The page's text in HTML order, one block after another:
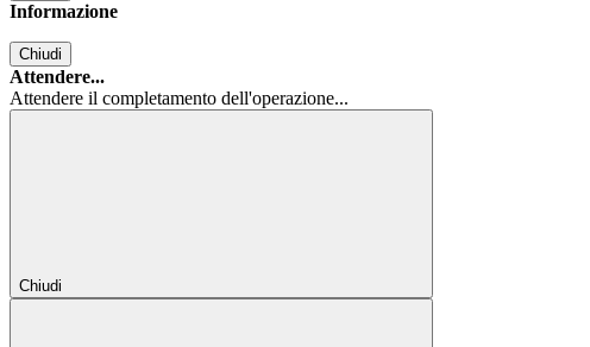
Informazione
Chiudi
Attendere...
Attendere il completamento dell'operazione...
Chiudi